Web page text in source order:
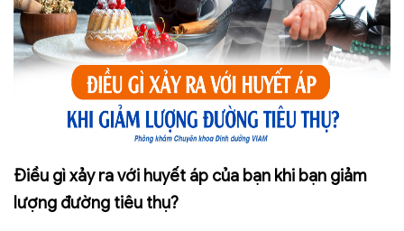
Điều gì xảy ra với huyết áp của bạn khi bạn giảm
lượng đường tiêu thụ?